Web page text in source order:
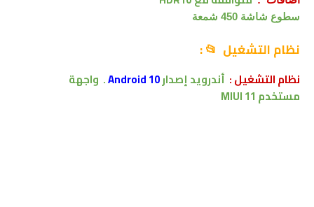
سطوع شاشة 450 شمعة
نظام التشغيل 📂:
نظام التشغيل: أندرويدإصدارAndroid 10
. واجهة
مستخدم MIUI 11